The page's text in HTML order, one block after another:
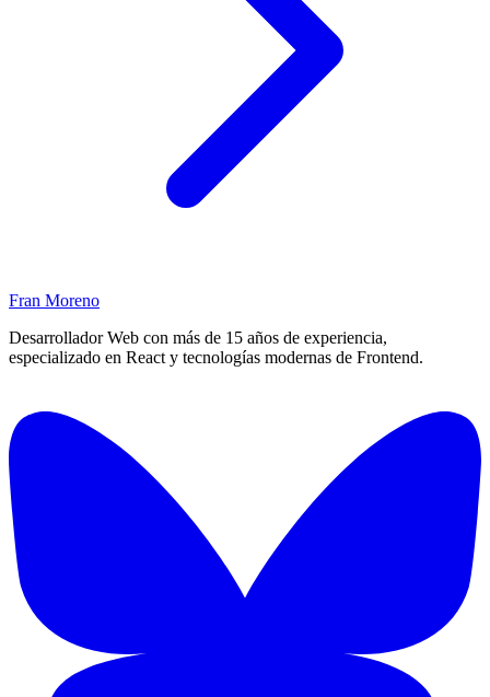
Fran Moreno
Desarrollador Web con más de 15 años de experiencia,
especializado en React y tecnologías modernas de Frontend.